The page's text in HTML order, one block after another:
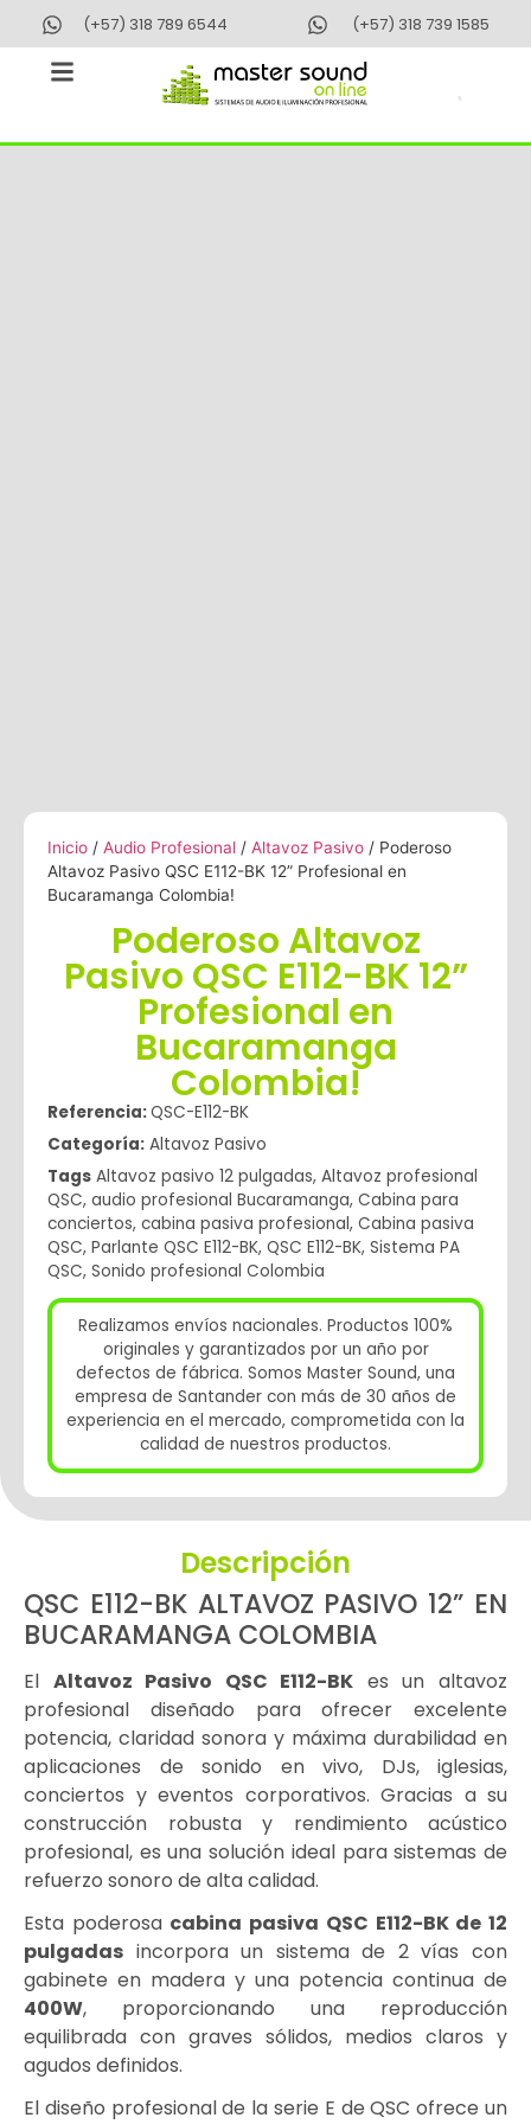
contenido
(+57) 318 789 6544 (+57) 318 739 1585
Inicio / Audio Profesional / Altavoz Pasivo / Poderoso
Altavoz Pasivo QSC E112-BK 12” Profesional en
Bucaramanga Colombia!
Poderoso Altavoz
Pasivo QSC E112-BK 12”
Profesional en
Bucaramanga
Colombia!
Referencia:QSC-E112-BK
Categoría: Altavoz Pasivo
Tags Altavoz pasivo 12 pulgadas, Altavoz profesional
QSC, audio profesional Bucaramanga, Cabina para
conciertos, cabina pasiva profesional, Cabina pasiva
QSC, Parlante QSC E112-BK, QSC E112-BK, Sistema PA
QSC, Sonido profesional Colombia
Realizamos envíos nacionales. Productos 100%
originales y garantizados por un año por
defectos de fábrica. Somos Master Sound, una
empresa de Santander con más de 30 años de
experiencia en el mercado, comprometida con la
calidad de nuestros productos.
Descripción
QSC E112-BK ALTAVOZ PASIVO 12” EN
BUCARAMANGA COLOMBIA
El Altavoz Pasivo QSC E112-BK es un altavoz
profesional diseñado para ofrecer excelente
potencia, claridad sonora y máxima durabilidad en
aplicaciones de sonido en vivo, DJs, iglesias,
conciertos y eventos corporativos. Gracias a su
construcción robusta y rendimiento acústico
profesional, es una solución ideal para sistemas de
refuerzo sonoro de alta calidad.
Esta poderosa cabina pasiva QSC E112-BK de 12
pulgadas incorpora un sistema de 2 vías con
gabinete en madera y una potencia continua de
400W, proporcionando una reproducción
equilibrada con graves sólidos, medios claros y
agudos definidos.
El diseño profesional de la serie E de QSC ofrece un